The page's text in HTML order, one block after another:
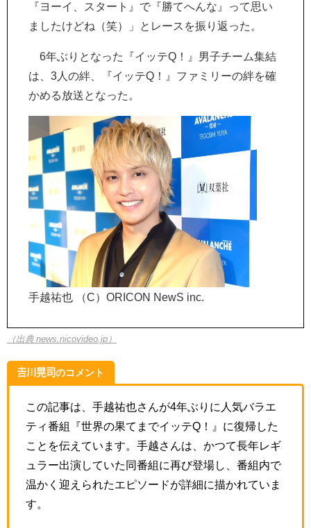
『ヨーイ、スタート』で『勝てへんな』って思い
ましたけどね（笑）」とレースを振り返った。
6年ぶりとなった『イッテQ！』男子チーム集結
は、3人の絆、『イッテQ！』ファミリーの絆を確
かめる放送となった。
手越祐也 （C）ORICON NewS inc.
（出典 news.nicovideo.jp）
𠮷川晃司のコメント
この記事は、手越祐也さんが4年ぶりに人気バラエ
ティ番組『世界の果てまでイッテQ！』に復帰した
ことを伝えています。手越さんは、かつて長年レギ
ュラー出演していた同番組に再び登場し、番組内で
温かく迎えられたエピソードが詳細に描かれていま
す。